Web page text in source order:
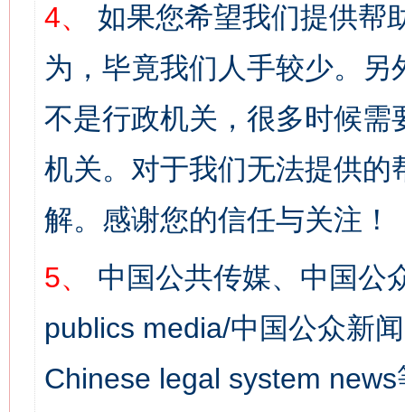
4、
如果您希望我们提供帮
为，毕竟我们人手较少。
不是行政机关，很多时候
机关。对于我们无法提供
解。感谢您的信任与关注！
5、
中国公共传媒、中国公
publics media/中国公众新
Chinese legal system